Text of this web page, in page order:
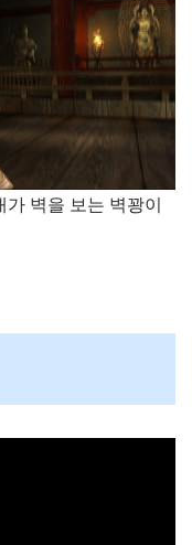
가 벽을 보는 벽꽝이